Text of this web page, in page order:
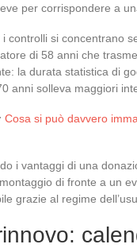
per corrispondere a
controlli si concentrano
di 58 anni che
la durata statistica di
anni solleva maggiori
Cosa si può davvero
i vantaggi di una
di fronte a un
grazie al regime